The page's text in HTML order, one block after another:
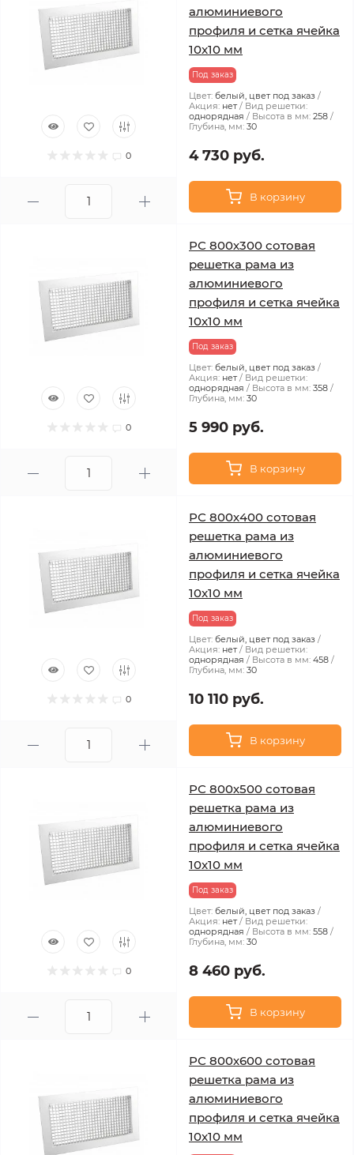
0
алюминиевого
профиля и сетка ячейка
10x10 мм
Под заказ
Цвет: белый, цвет под заказ
Акция: нет
Вид решетки:
однорядная
Высота в мм: 258
Глубина, мм: 30
4 730 руб.
В корзину
0
РС 800х300 сотовая
решетка рама из
алюминиевого
профиля и сетка ячейка
10x10 мм
Под заказ
Цвет: белый, цвет под заказ
Акция: нет
Вид решетки:
однорядная
Высота в мм: 358
Глубина, мм: 30
5 990 руб.
В корзину
0
РС 800х400 сотовая
решетка рама из
алюминиевого
профиля и сетка ячейка
10x10 мм
Под заказ
Цвет: белый, цвет под заказ
Акция: нет
Вид решетки:
однорядная
Высота в мм: 458
Глубина, мм: 30
10 110 руб.
В корзину
0
РС 800х500 сотовая
решетка рама из
алюминиевого
профиля и сетка ячейка
10x10 мм
Под заказ
Цвет: белый, цвет под заказ
Акция: нет
Вид решетки:
однорядная
Высота в мм: 558
Глубина, мм: 30
8 460 руб.
В корзину
РС 800х600 сотовая
решетка рама из
алюминиевого
профиля и сетка ячейка
10x10 мм